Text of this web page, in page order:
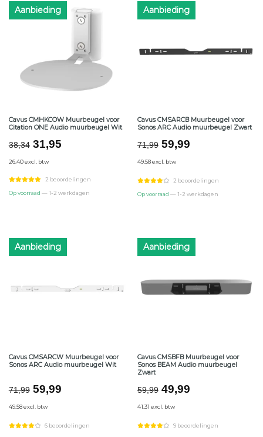
Aanbieding
Cavus CMHKCOW Muurbeugel voor
Citation ONE Audio muurbeugel Wit
38,34 Oorspronkelijke
was:
€38,34.
31,95Huidige
€31,95.
26.40 excl. btw
2 beoordelingen
Op voorraad — 1-2 werkdagen
Aanbieding
Cavus CMSARCB Muurbeugel voor
Sonos ARC Audio muurbeugel Zwart
71,99 Oorspronkelijke
was:
€71,99.
59,99Huidige
€59,99.
49.58 excl. btw
2 beoordelingen
Op voorraad — 1-2 werkdagen
Aanbieding
Cavus CMSARCW Muurbeugel voor
Sonos ARC Audio muurbeugel Wit
71,99 Oorspronkelijke
was:
€71,99.
59,99Huidige
€59,99.
49.58 excl. btw
6 beoordelingen
Aanbieding
Cavus CMSBFB Muurbeugel voor
Sonos BEAM Audio muurbeugel
Zwart
59,99 Oorspronkelijke
was:
€59,99.
49,99Huidige
€49,99.
41.31 excl. btw
9 beoordelingen